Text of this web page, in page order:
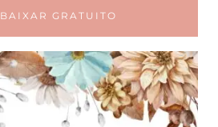
BAIXAR GRATUITO